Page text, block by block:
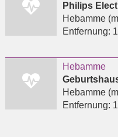
Philips
Hebamme
Entfernung:
Hebamme
Hebamme
Entfernung: